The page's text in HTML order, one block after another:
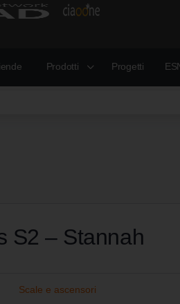
Prodotti Progetti
S2 – Stannah
Scale e ascensori